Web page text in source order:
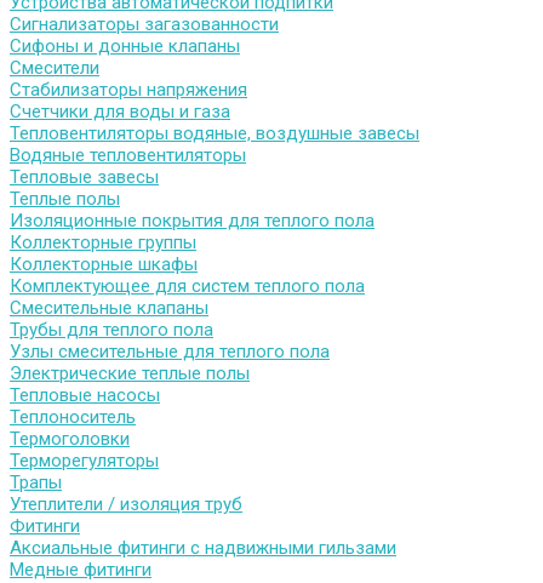
Сигнализаторы загазованности
Сифоны и донные клапаны
Смесители
Стабилизаторы напряжения
Счетчики для воды и газа
Тепловентиляторы водяные, воздушные завесы
Водяные тепловентиляторы
Тепловые завесы
Теплые полы
Изоляционные покрытия для теплого пола
Коллекторные группы
Коллекторные шкафы
Комплектующее для систем теплого пола
Смесительные клапаны
Трубы для теплого пола
Узлы смесительные для теплого пола
Электрические теплые полы
Тепловые насосы
Теплоноситель
Термоголовки
Терморегуляторы
Трапы
Утеплители / изоляция труб
Фитинги
Аксиальные фитинги с надвижными гильзами
Медные фитинги